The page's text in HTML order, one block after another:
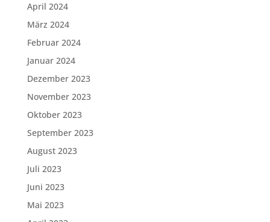
April 2024
März 2024
Februar 2024
Januar 2024
Dezember 2023
November 2023
Oktober 2023
September 2023
August 2023
Juli 2023
Juni 2023
Mai 2023